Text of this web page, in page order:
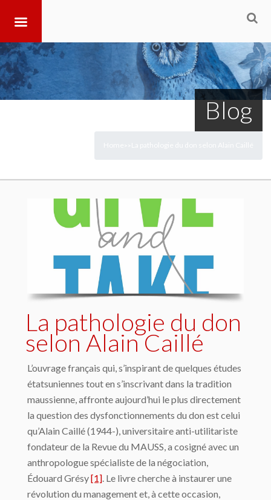
Blog
La pathologie du don
selon Alain Caillé
L’ouvrage français qui, s’inspirant de quelques études
étatsuniennes tout en s’inscrivant dans la tradition
maussienne, affronte aujourd’hui le plus directement
la question des dysfonctionnements du don est celui
qu’Alain Caillé (1944-), universitaire anti-utilitariste
fondateur de la Revue du MAUSS, a cosigné avec un
anthropologue spécialiste de la négociation,
Édouard Grésy[1] . Le livre cherche à instaurer une
révolution du management et, à cette occasion,